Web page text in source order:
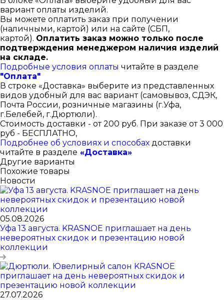
вариант оплаты изделий.
Вы можете оплатить заказ при получении
(наличными, картой) или на сайте (СБП,
картой). Оплатить заказ можно только после
подтверждения менеджером наличия изделий
на складе.
Подробные условия оплаты читайте в разделе
"Оплата"
В строке «Доставка» выберите из представленных
видов удобный для вас вариант (самовывоз, СДЭК,
Почта России, розничные магазины (г.Уфа,
г.Белебей, г.Дюртюли).
Стоимость доставки - от 200 руб. При заказе от 3 000
руб - БЕСПЛАТНО,
Подробнее об условиях и способах доставки
читайте в разделе «Доставка»
Другие варианты
Похожие товары
Новости
05.08.2026
Уфа 13 августа. KRASNOE приглашает на день
невероятных скидок и презентацию новой
коллекции
27.07.2026